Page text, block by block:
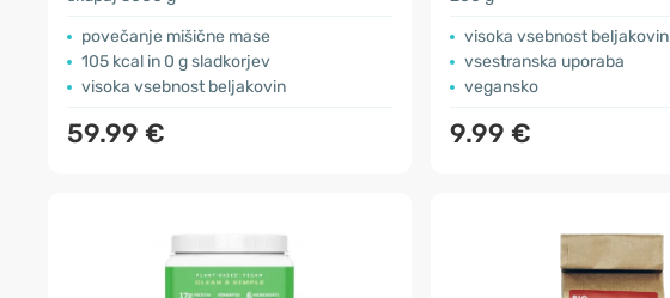
povečanje mišične mase
105 kcal in 0 g sladkorjev
visoka vsebnost beljakovin
59.99 €
visoka vsebnost beljakovin
vsestranska uporaba
vegansko
9.99 €